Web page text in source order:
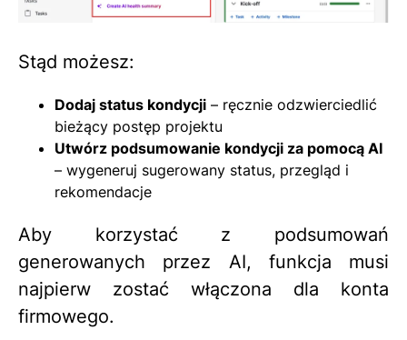
Stąd możesz:
Dodaj status kondycji – ręcznie odzwierciedlić
bieżący postęp projektu
Utwórz podsumowanie kondycji za pomocą AI
– wygeneruj sugerowany status, przegląd i
rekomendacje
Aby korzystać z podsumowań
generowanych przez AI, funkcja musi
najpierw zostać włączona dla konta
firmowego.